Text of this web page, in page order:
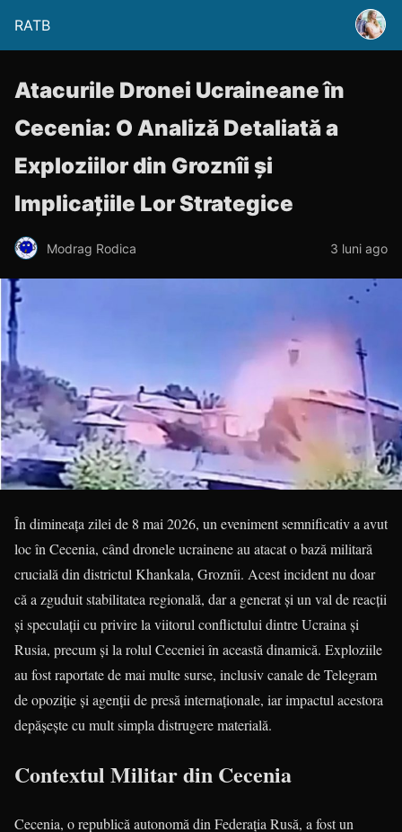
RATB
Atacurile Dronei Ucraineane în
Cecenia: O Analiză Detaliată a
Exploziilor din Groznîi și
Implicațiile Lor Strategice
Modrag Rodica 3 luni ago
În dimineața zilei de 8 mai 2026, un eveniment semnificativ a avut
loc în Cecenia, când dronele ucrainene au atacat o bază militară
crucială din districtul Khankala, Groznîi. Acest incident nu doar
că a zguduit stabilitatea regională, dar a generat și un val de reacții
și speculații cu privire la viitorul conflictului dintre Ucraina și
Rusia, precum și la rolul Ceceniei în această dinamică. Exploziile
au fost raportate de mai multe surse, inclusiv canale de Telegram
de opoziție și agenții de presă internaționale, iar impactul acestora
depășește cu mult simpla distrugere materială.
Contextul Militar din Cecenia
Cecenia, o republică autonomă din Federația Rusă, a fost un